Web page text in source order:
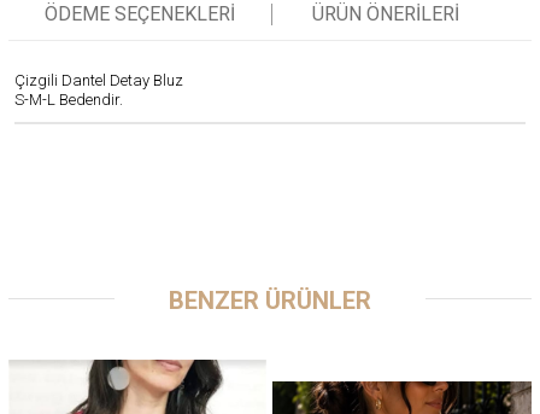
ÖDEME SEÇENEKLERI ÜRÜN ÖNERILERI
Çizgili Dantel Detay Bluz
S-M-L Bedendir.
BENZER ÜRÜNLER